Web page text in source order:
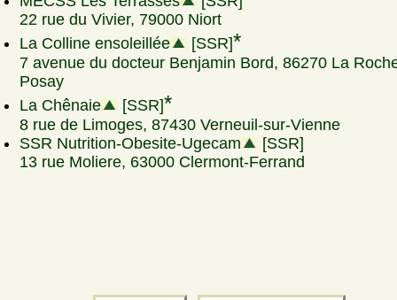
22 rue du Vivier, 79000 Niort
La Colline ensoleillée
[SSR]*
7 avenue du docteur Benjamin Bord, 86270 La
Posay
La Chênaie
[SSR]*
8 rue de Limoges, 87430 Verneuil-sur-Vienne
SSR Nutrition-Obesite-Ugecam
[SSR]
13 rue Moliere, 63000 Clermont-Ferrand